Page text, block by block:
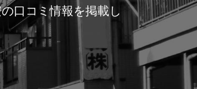
口コミ情報を掲載し